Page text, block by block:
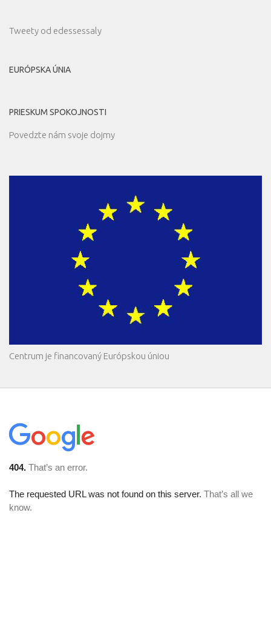
Tweety od edessessaly
EURÓPSKA ÚNIA
PRIESKUM SPOKOJNOSTI
Povedzte nám svoje dojmy
Centrum je financovaný Európskou úniou